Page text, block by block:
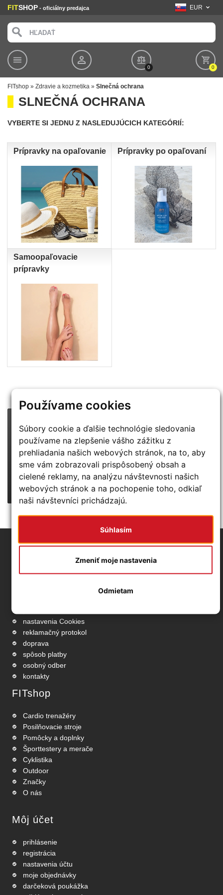
Používame cookies
Súbory cookie a ďalšie technológie sledovania
používame na zlepšenie vášho zážitku z
prehliadania našich webových stránok, na to, aby
sme vám zobrazovali prispôsobený obsah a
cielené reklamy, na analýzu návštevnosti našich
webových stránok a na pochopenie toho, odkiaľ
naši návštevníci prichádzajú.
Súhlasím
Odmietam
Zmeniť moje nastavenia
FITSHOP - oficiálny predajca EUR
0 0
FITshop » Zdravie a kozmetika » Slnečná ochrana
SLNEČNÁ OCHRANA
VYBERTE SI JEDNU Z NASLEDUJÚCICH KATEGÓRIÍ:
Prípravky na opaľovanie Prípravky po opaľovaní
Samoopaľovacie
prípravky
PRIPRAVUJEME
CENOVÉ BOMBY :-)
POZOR:táto ponuka platí len pre vybraných zákazníkov!
CHCEM VIAC INFO
Základné info
ochrana osobných údajov
nastavenia Cookies
reklamačný protokol
doprava
spôsob platby
osobný odber
kontakty
FITshop
Cardio trenažéry
Posilňovacie stroje
Pomôcky a doplnky
Športtestery a merače
Cyklistika
Outdoor
Značky
O nás
Môj účet
prihlásenie
registrácia
nastavenia účtu
moje objednávky
darčeková poukážka